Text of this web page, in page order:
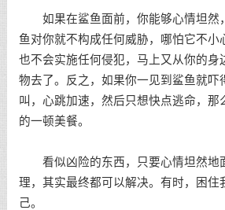
如果在鲨鱼面前，你能够心情坦然
鱼对你就不构成任何威胁，哪怕它不小
也不会实施任何侵犯，马上又从你的身
物去了。反之，如果你一见到鲨鱼就吓
叫，心跳加速，然后只想快点逃命，那
的一顿美餐。
看似凶险的东西，只要心情坦然地
理，其实最终都可以解决。有时，困住
己。